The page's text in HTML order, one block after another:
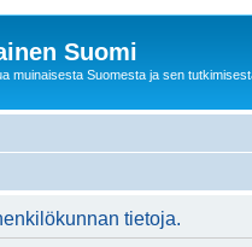
Suomi
muinaisesta Suomesta ja sen
tietoja.